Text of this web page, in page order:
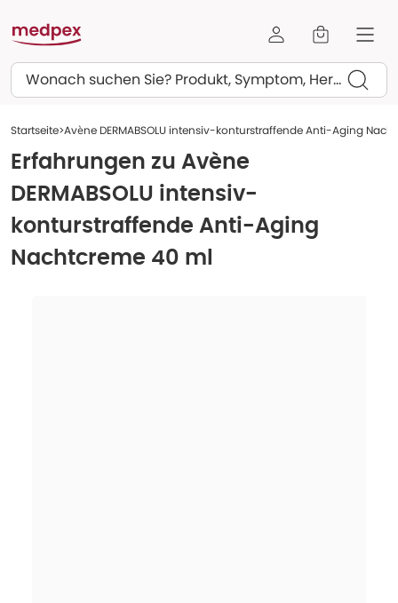
Suchen
Startseite Avène DERMABSOLU intensiv-konturstraffende Anti-Aging
Erfahrungen zu Avène
DERMABSOLU intensiv-
konturstraffende Anti-Aging
Nachtcreme 40 ml